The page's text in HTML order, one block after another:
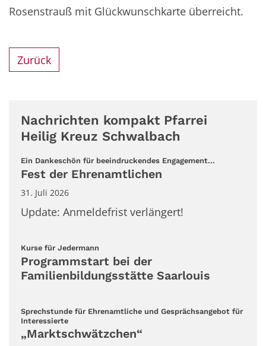
Rosenstrauß mit Glückwunschkarte überreicht.
Zurück
Nachrichten kompakt Pfarrei
Heilig Kreuz Schwalbach
Ein Dankeschön für beeindruckendes Engagement...
Fest der Ehrenamtlichen
31. Juli 2026
Update: Anmeldefrist verlängert!
Kurse für Jedermann
Programmstart bei der
Familienbildungsstätte Saarlouis
Sprechstunde für Ehrenamtliche und Gesprächsangebot für
Interessierte:
„Marktschwätzchen“